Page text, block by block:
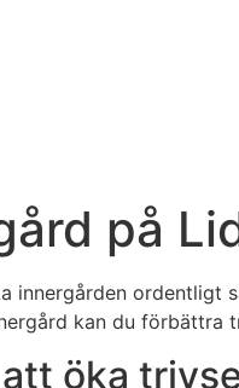
på
innergården
kan du
öka